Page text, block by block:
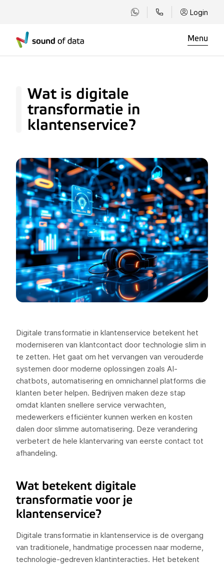
Login
Menu
Wat is digitale
transformatie in
klantenservice?
Digitale transformatie in klantenservice betekent het
moderniseren van klantcontact door technologie slim in
te zetten. Het gaat om het vervangen van verouderde
systemen door moderne oplossingen zoals AI-
chatbots, automatisering en omnichannel platforms die
klanten beter helpen. Bedrijven maken deze stap
omdat klanten snellere service verwachten,
medewerkers efficiënter kunnen werken en kosten
dalen door slimme automatisering. Deze verandering
verbetert de hele klantervaring van eerste contact tot
afhandeling.
Wat betekent digitale
transformatie voor je
klantenservice?
Digitale transformatie in klantenservice is de overgang
van traditionele, handmatige processen naar moderne,
technologie-gedreven klantinteracties. Het betekent